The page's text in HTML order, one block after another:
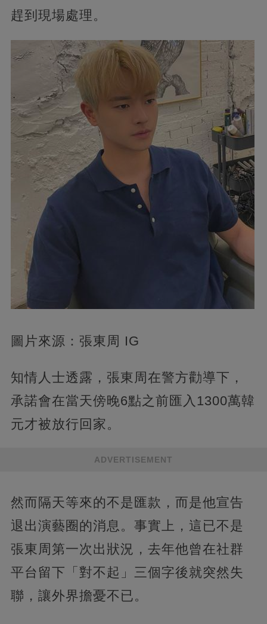
趕到現場處理。
圖片來源：張東周 IG
知情人士透露，張東周在警方勸導下，
承諾會在當天傍晚6點之前匯入1300萬韓
元才被放行回家。
ADVERTISEMENT
然而隔天等來的不是匯款，而是他宣告
退出演藝圈的消息。事實上，這已不是
張東周第一次出狀況，去年他曾在社群
平台留下「對不起」三個字後就突然失
聯，讓外界擔憂不已。